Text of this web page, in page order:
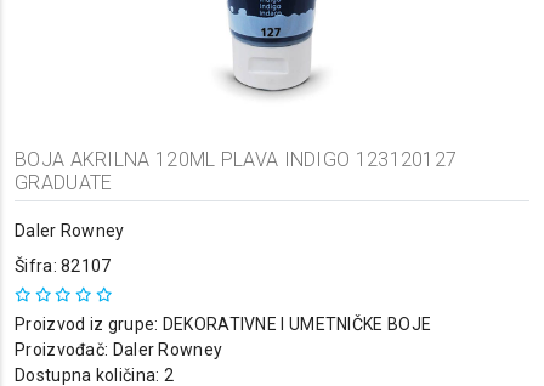
BOJA AKRILNA 120ML PLAVA INDIGO 123120127
GRADUATE
Daler Rowney
Šifra: 82107
Proizvod iz grupe: DEKORATIVNE I UMETNIČKE BOJE
Proizvođač: Daler Rowney
Dostupna količina: 2